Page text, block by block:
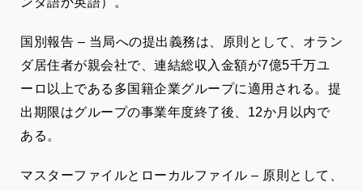
国別報告 – 当局への提出義務は、原則として、オラン
ダ居住者が親会社で、連結総収入金額が7億5千万ユ
ーロ以上である多国籍企業グループに適用される。提
出期限はグループの事業年度終了後、12か月以内で
ある。
マスターファイルとローカルファイル – 原則として、